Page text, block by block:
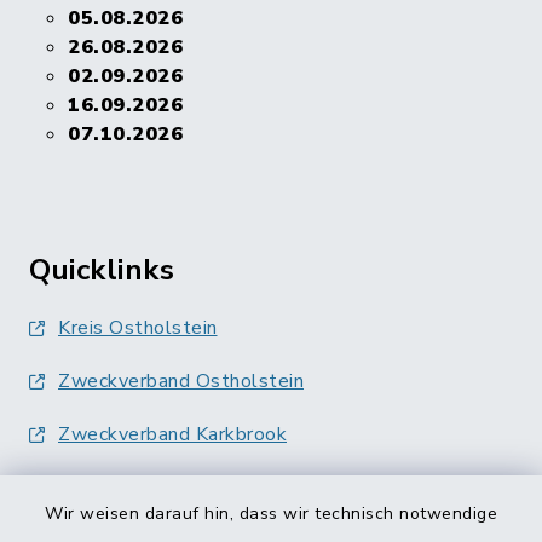
Wir weisen darauf hin, dass wir technisch notwendige
05.08.2026
26.08.2026
02.09.2026
16.09.2026
07.10.2026
Quicklinks
Kreis Ostholstein
Zweckverband Ostholstein
Zweckverband Karkbrook